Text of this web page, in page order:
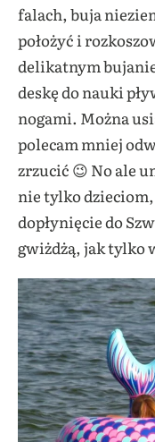
falach, buja
położyć i
delikatnym
deskę do nauki
nogami. Można
polecam mniej
zrzucić 😉 No ale
nie tylko
dopłynięcie do
gwiżdżą, jak tylko